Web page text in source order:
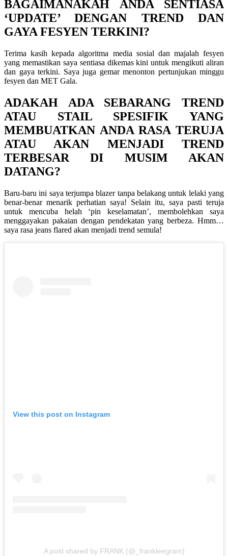
BAGAIMANAKAH ANDA SENTIASA
‘UPDATE’ DENGAN TREND DAN
GAYA FESYEN TERKINI?
Terima kasih kepada algoritma media sosial dan majalah fesyen
yang memastikan saya sentiasa dikemas kini untuk mengikuti aliran
dan gaya terkini. Saya juga gemar menonton pertunjukan minggu
fesyen dan MET Gala.
ADAKAH ADA SEBARANG TREND
ATAU STAIL SPESIFIK YANG
MEMBUATKAN ANDA RASA TERUJA
ATAU AKAN MENJADI TREND
TERBESAR DI MUSIM AKAN
DATANG?
Baru-baru ini saya terjumpa blazer tanpa belakang untuk lelaki yang
benar-benar menarik perhatian saya! Selain itu, saya pasti teruja
untuk mencuba helah ‘pin keselamatan’, membolehkan saya
menggayakan pakaian dengan pendekatan yang berbeza. Hmm…
saya rasa jeans flared akan menjadi trend semula!
View this post on Instagram
A post shared by FRANK (@_frankleegram)